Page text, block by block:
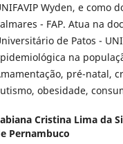
Wyden, e como
- FAP. Atua na
de Patos -
na
pré-natal,
obesidade,
Cristina Lima da
Pernambuco